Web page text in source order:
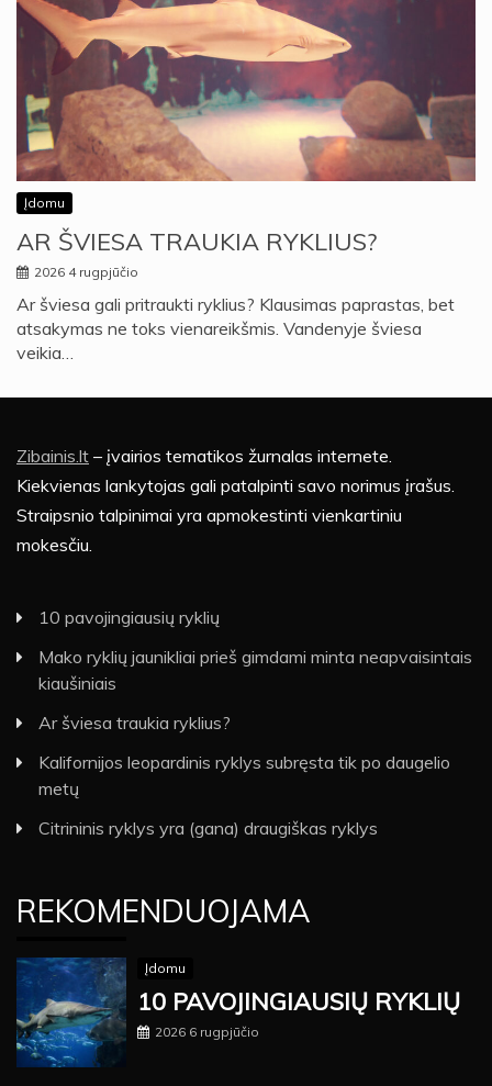
Įdomu
AR ŠVIESA TRAUKIA RYKLIUS?
2026 4 rugpjūčio
Ar šviesa gali pritraukti ryklius? Klausimas paprastas, bet
atsakymas ne toks vienareikšmis. Vandenyje šviesa
veikia…
Zibainis.lt – įvairios tematikos žurnalas internete.
Kiekvienas lankytojas gali patalpinti savo norimus įrašus.
Straipsnio talpinimai yra apmokestinti vienkartiniu
mokesčiu.
10 pavojingiausių ryklių
Mako ryklių jaunikliai prieš gimdami minta neapvaisintais
kiaušiniais
Ar šviesa traukia ryklius?
Kalifornijos leopardinis ryklys subręsta tik po daugelio
metų
Citrininis ryklys yra (gana) draugiškas ryklys
REKOMENDUOJAMA
Įdomu
10 PAVOJINGIAUSIŲ RYKLIŲ
2026 6 rugpjūčio